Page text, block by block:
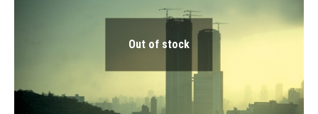
Out of stock